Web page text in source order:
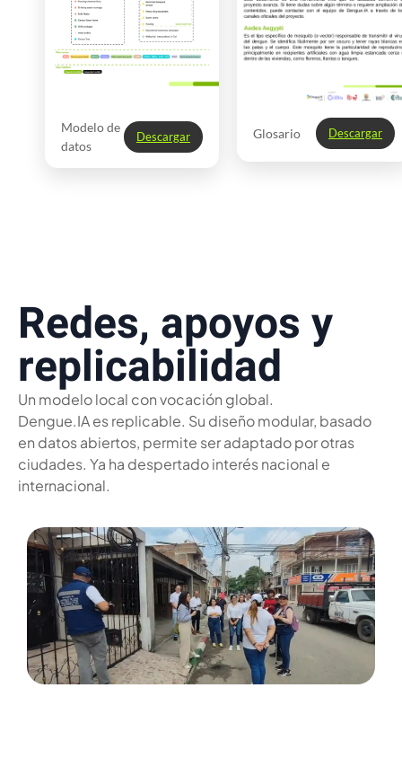
Modelo de
datos
Descargar Glosario Descargar
Redes, apoyos y
replicabilidad
Un modelo local con vocación global.
Dengue.IA es replicable. Su diseño modular, basado
en datos abiertos, permite ser adaptado por otras
ciudades. Ya ha despertado interés nacional e
internacional.